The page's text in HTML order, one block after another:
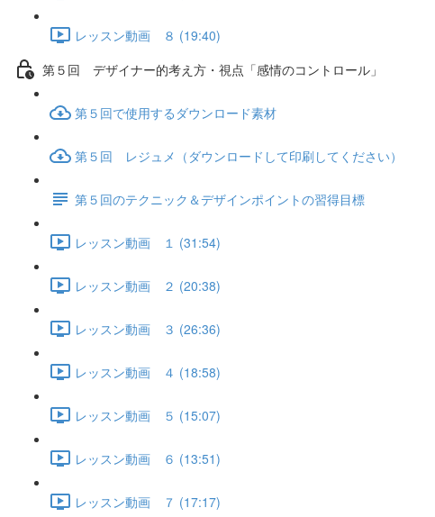
レッスン動画 ８ (19:40)
第５回 デザイナー的考え方・視点「感情のコントロール」
第５回で使用するダウンロード素材
第５回 レジュメ（ダウンロードして印刷してください）
第５回のテクニック＆デザインポイントの習得目標
レッスン動画 １ (31:54)
レッスン動画 ２ (20:38)
レッスン動画 ３ (26:36)
レッスン動画 ４ (18:58)
レッスン動画 ５ (15:07)
レッスン動画 ６ (13:51)
レッスン動画 ７ (17:17)